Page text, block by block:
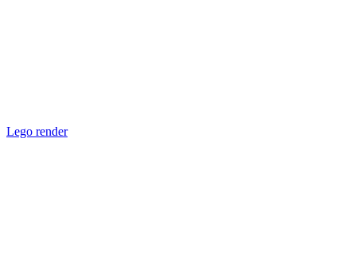
Lego render